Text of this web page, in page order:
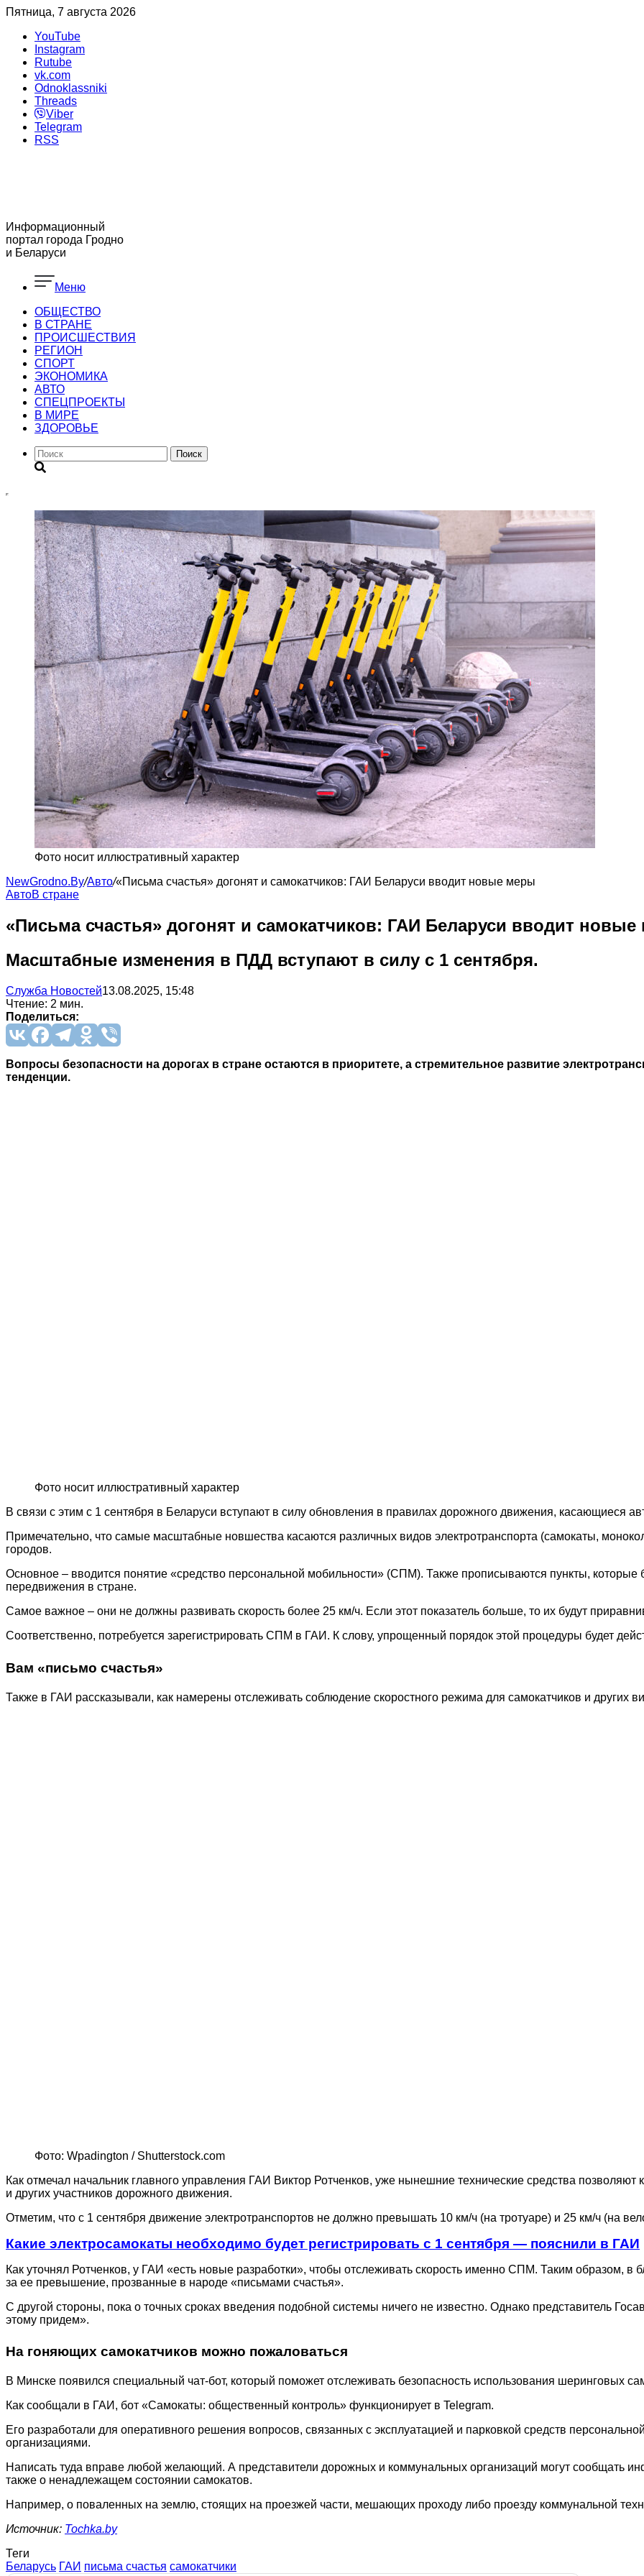
Пятница, 7 августа 2026
YouTube
Instagram
Rutube
vk.com
Odnoklassniki
Threads
Viber
Telegram
RSS
Информационный
портал города Гродно
и Беларуси
Меню
ОБЩЕСТВО
В СТРАНЕ
ПРОИСШЕСТВИЯ
РЕГИОН
CПОРТ
ЭКОНОМИКА
АВТО
СПЕЦПРОЕКТЫ
В МИРЕ
ЗДОРОВЬЕ
Поиск
Фото носит иллюстративный характер
NewGrodno.By/Авто/«Письма счастья» догонят и самокатчиков: ГАИ Беларуси вводит новые меры
АвтоВ стране
«Письма счастья» догонят и самокатчиков: ГАИ Беларуси вводит
Масштабные изменения в ПДД вступают в силу с 1 сентября.
Служба Новостей13.08.2025, 15:48
Чтение: 2 мин.
Поделиться:
Вопросы безопасности на дорогах в стране остаются в приоритете, а стремительное развитие
тенденции.
Фото носит иллюстративный характер
В связи с этим с 1 сентября в Беларуси вступают в силу обновления в правилах дорожного движения, касающиеся
Примечательно, что самые масштабные новшества касаются различных видов электротранспорта (самокаты,
городов.
Основное – вводится понятие «средство персональной мобильности» (СПМ). Также прописываются пункты, которые
передвижения в стране.
Самое важное – они не должны развивать скорость более 25 км/ч. Если этот показатель больше, то их будут
Соответственно, потребуется зарегистрировать СПМ в ГАИ. К слову, упрощенный порядок этой процедуры будет
Вам «письмо счастья»
Также в ГАИ рассказывали, как намерены отслеживать соблюдение скоростного режима для самокатчиков и других
Фото: Wpadington / Shutterstock.com
Как отмечал начальник главного управления ГАИ Виктор Ротченков, уже нынешние технические средства позволяют
и других участников дорожного движения.
Отметим, что с 1 сентября движение электротранспортов не должно превышать 10 км/ч (на тротуаре) и 25 км/ч (на
Какие электросамокаты необходимо будет регистрировать с 1 сентября — пояснили в ГАИ
Как уточнял Ротченков, у ГАИ «есть новые разработки», чтобы отслеживать скорость именно СПМ. Таким образом,
за ее превышение, прозванные в народе «письмами счастья».
С другой стороны, пока о точных сроках введения подобной системы ничего не известно. Однако представитель
этому придем».
На гоняющих самокатчиков можно пожаловаться
В Минске появился специальный чат-бот, который поможет отслеживать безопасность использования шеринговых
Как сообщали в ГАИ, бот «Самокаты: общественный контроль» функционирует в Telegram.
Его разработали для оперативного решения вопросов, связанных с эксплуатацией и парковкой средств
организациями.
Написать туда вправе любой желающий. А представители дорожных и коммунальных организаций могут сообщать
также о ненадлежащем состоянии самокатов.
Например, о поваленных на землю, стоящих на проезжей части, мешающих проходу либо проезду коммунальной
Источник: Tochka.by
Теги
Беларусь ГАИ письма счастья самокатчики